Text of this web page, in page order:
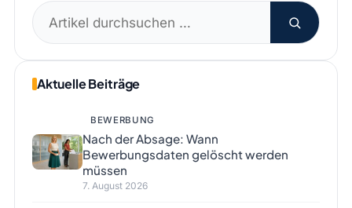
Suchen
nach:
Aktuelle Beiträge
BEWERBUNG
Nach der Absage: Wann
Bewerbungsdaten gelöscht werden
müssen
7. August 2026